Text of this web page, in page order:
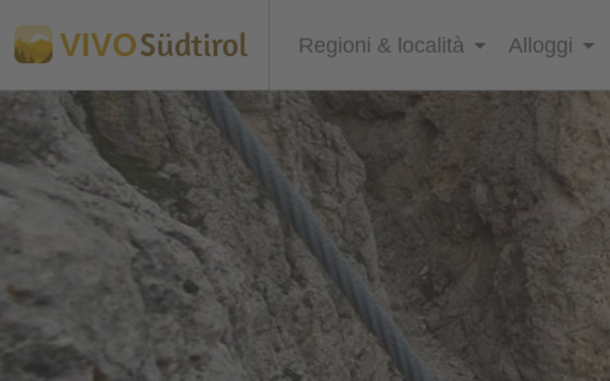
VIVOSüdtirol Regioni & località Alloggi